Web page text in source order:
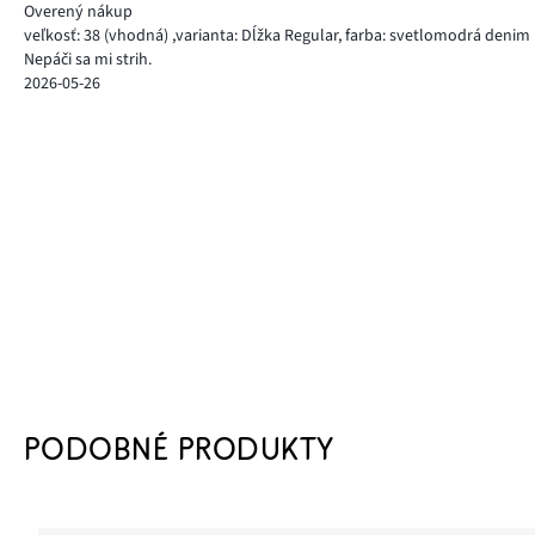
Overený nákup
veľkosť: 38 (vhodná) ,varianta: Dĺžka Regular,farba: svetlomodrá denim
Nepáči sa mi strih.
2026-05-26
PODOBNÉ PRODUKTY